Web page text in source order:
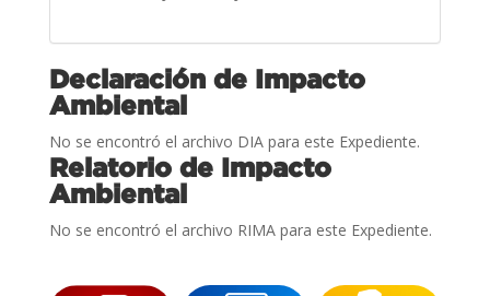
Declaración de Impacto
Ambiental
No se encontró el archivo DIA para este Expediente.
Relatorio de Impacto
Ambiental
No se encontró el archivo RIMA para este Expediente.